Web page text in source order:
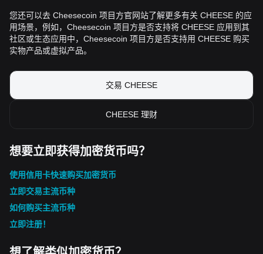
您还可以去 Cheesecoin 项目方官网站了解更多有关 CHEESE 的应
用场景，例如，Cheesecoin 项目方是否支持将 CHEESE 应用到其
社区或生态应用中，Cheesecoin 项目方是否支持用 CHEESE 购买
实物产品或虚拟产品。
交易 CHEESE
CHEESE 理财
想要立即获得加密货币吗？
使用信用卡快速购买加密货币
立即交易主流币种
如何购买主流币种
立即注册！